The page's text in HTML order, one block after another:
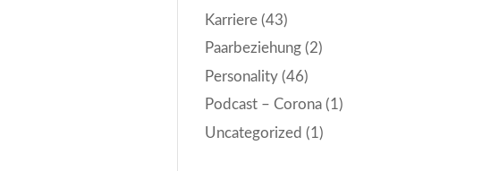
Karriere (43)
Paarbeziehung (2)
Personality (46)
Podcast – Corona (1)
Uncategorized (1)